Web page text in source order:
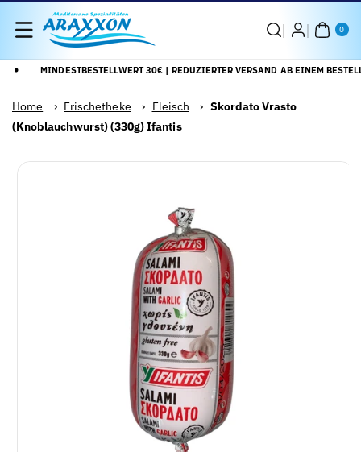
Direkt Zum
Inhalt
0
AR
TIK
MINDESTBESTELLWERT 30€ | REDUZIERTER VERSAND AB EINEM
Home › Frischetheke › Fleisch › Skordato Vrasto
(Knoblauchwurst) (330g) Ifantis